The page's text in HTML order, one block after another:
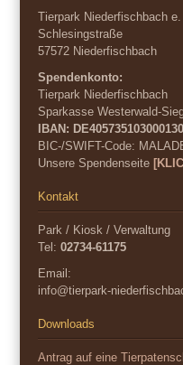
Tierpark Niederfischbach e.
Schlesingstraße
57572 Niederfischbach
Spendenkonto:
Tierpark Niederfischbach
Sparkasse Westerwald-
IBAN:
BIC-/SWIFT-Code:
Unsere Spendenseite
Kontakt
Park / Kiosk / Verwaltung
Tel:02734-61175
Email:
info@tierpark-
Downloads
Antrag auf eine